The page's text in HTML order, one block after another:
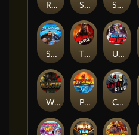
RAINBOW PRINCESS STEAMRUNNERS SUN PRINCESS
STORMBORN THE WILDWOOD CURSE Ultimate Slot of America
Wanted Dead or a Wild Phoenix Cash Crew